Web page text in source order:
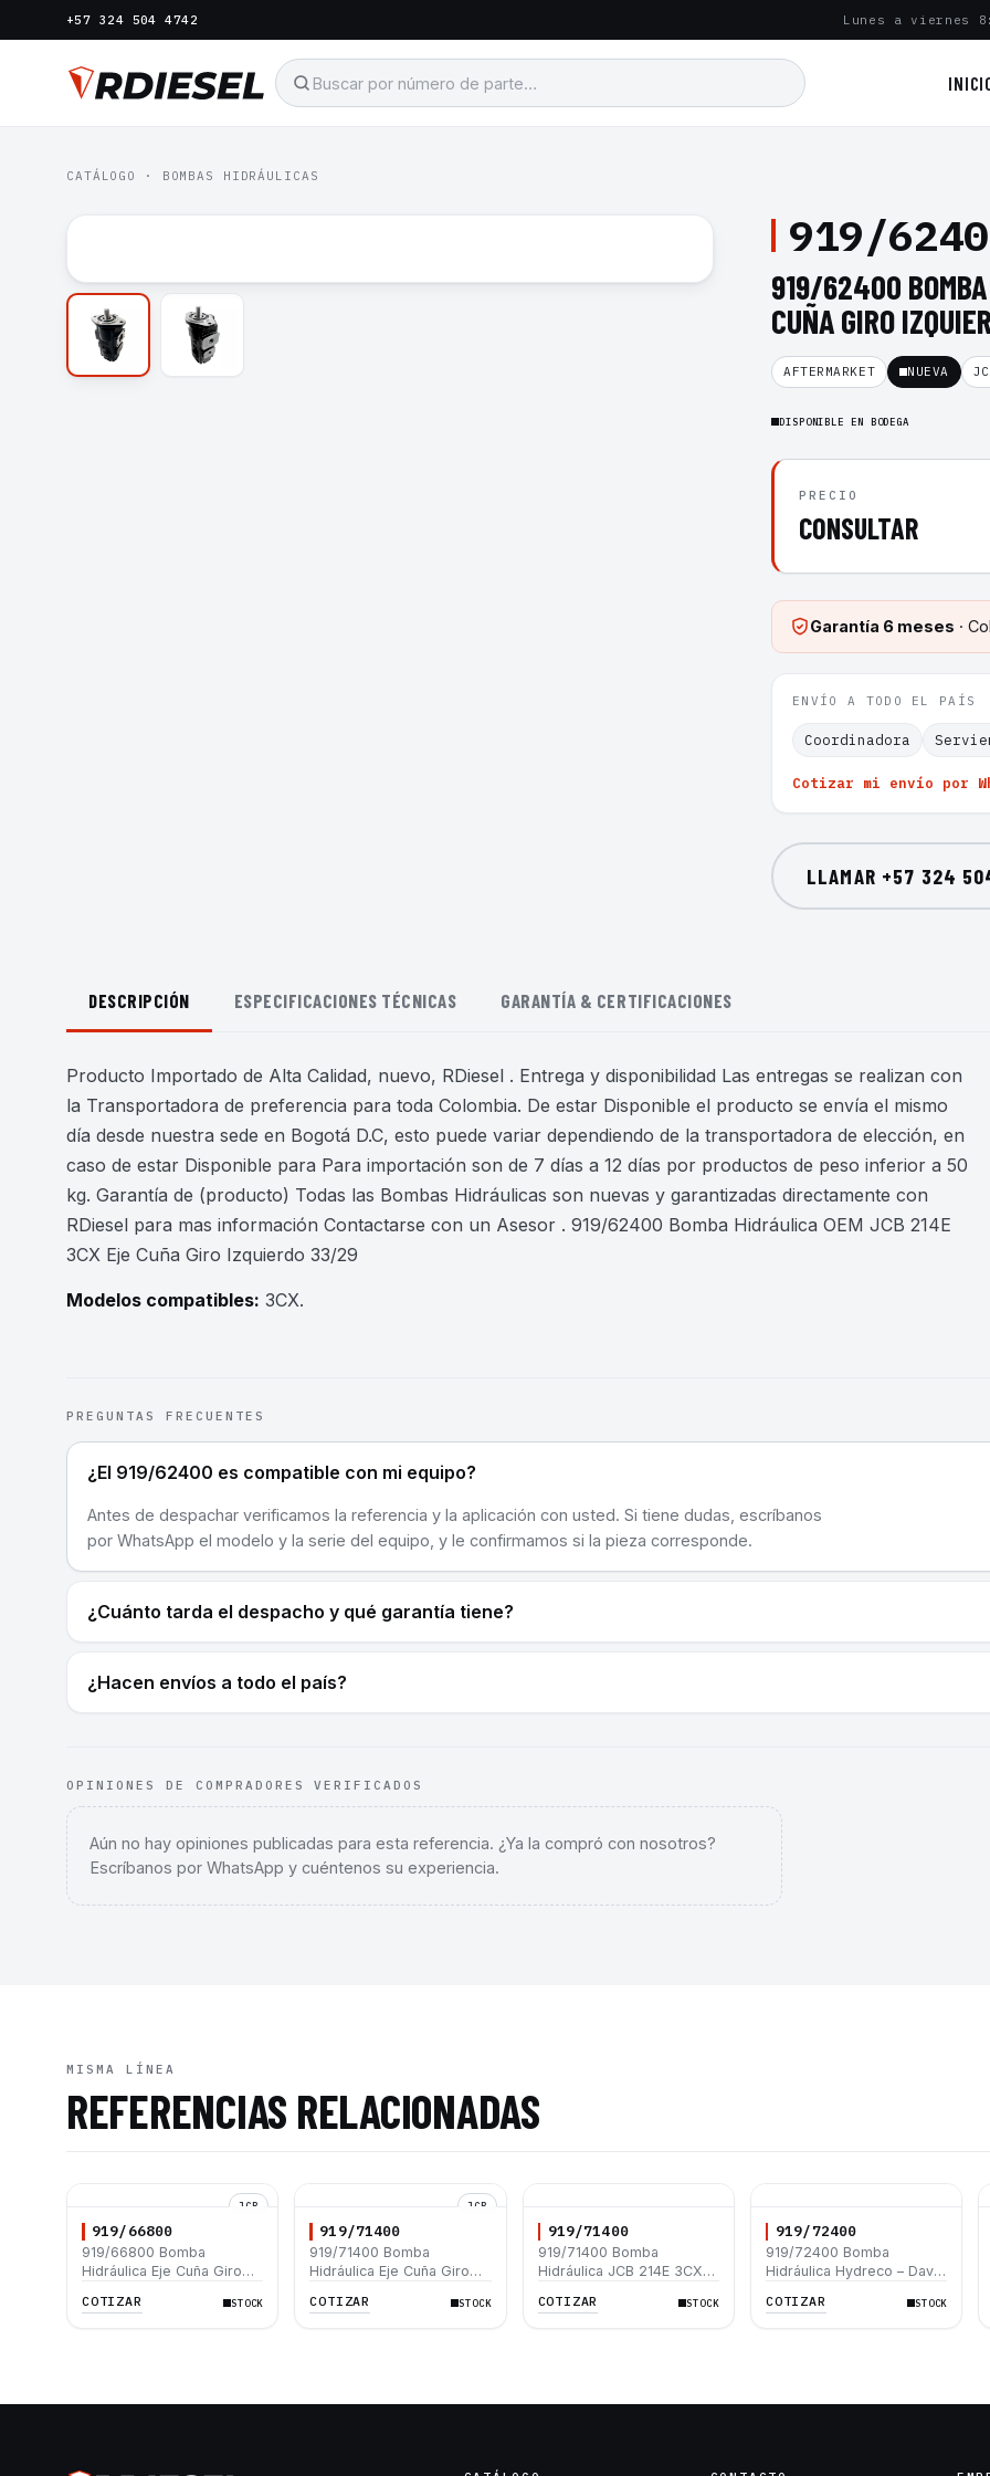
+57 324 504 4742 Lunes a viernes
CATÁLOGO · BOMBAS HIDRÁULICAS
919/
919/62400 BOMBA
CUÑA GIRO
AFTERMARKET NUEVA
DISPONIBLE EN BODEGA
PRECIO
CONSULTAR
Garantía 6 meses ·
ENVÍO A TODO EL PAÍS
Coordinadora
Cotizar mi envío por
LLAMAR +57 324
DESCRIPCIÓN ESPECIFICACIONES TÉCNICAS GARANTÍA & CERTIFICACIONES
Producto Importado de Alta Calidad, nuevo, RDiesel . Entrega y disponibilidad Las entregas se realizan con
la Transportadora de preferencia para toda Colombia. De estar Disponible el producto se envía el mismo
día desde nuestra sede en Bogotá D.C, esto puede variar dependiendo de la transportadora de elección, en
caso de estar Disponible para Para importación son de 7 días a 12 días por productos de peso inferior a 50
kg. Garantía de (producto) Todas las Bombas Hidráulicas son nuevas y garantizadas directamente con
RDiesel para mas información Contactarse con un Asesor . 919/62400 Bomba Hidráulica OEM JCB 214E
3CX Eje Cuña Giro Izquierdo 33/29
Modelos compatibles: 3CX.
PREGUNTAS FRECUENTES
¿El 919/62400 es compatible con mi equipo?
Antes de despachar verificamos la referencia y la aplicación con usted. Si tiene dudas, escríbanos
por WhatsApp el modelo y la serie del equipo, y le confirmamos si la pieza corresponde.
¿Cuánto tarda el despacho y qué garantía tiene?
¿Hacen envíos a todo el país?
OPINIONES DE COMPRADORES VERIFICADOS
Aún no hay opiniones publicadas para esta referencia. ¿Ya la compró con nosotros?
Escríbanos por WhatsApp y cuéntenos su experiencia.
MISMA LÍNEA
REFERENCIAS RELACIONADAS
JCB
919/66800
919/66800 Bomba
Hidráulica Eje Cuña Giro
3CXSM
COTIZAR STOCK
JCB
919/71400
919/71400 Bomba
Hidráulica Eje Cuña Giro
214E 3CX 3CXSM
COTIZAR STOCK
919/71400
919/71400 Bomba
Hidráulica JCB 214E 3CX
Izquierdo 33-29cc
COTIZAR STOCK
919/72400
919/72400 Bomba
Hidráulica Hydreco – David
Izquierdo 52-27cc JCB
COTIZAR STOCK